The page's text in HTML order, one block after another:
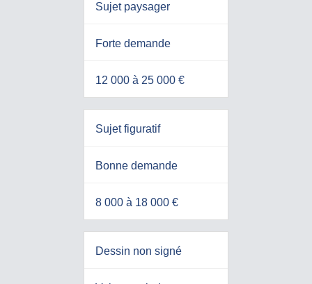
Sujet paysager
Forte demande
12 000 à 25 000 €
Sujet figuratif
Bonne demande
8 000 à 18 000 €
Dessin non signé